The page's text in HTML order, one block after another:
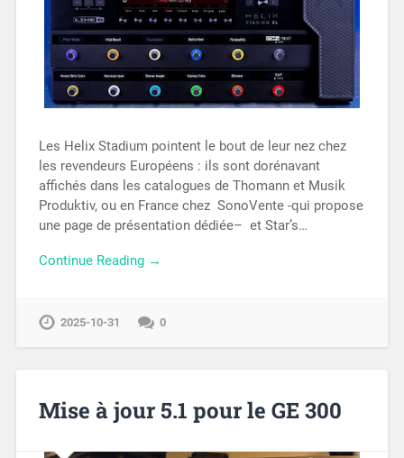
Les Helix Stadium pointent le bout de leur nez chez
les revendeurs Européens : ils sont dorénavant
affichés dans les catalogues de Thomann et Musik
Produktiv, ou en France chez SonoVente -qui propose
une page de présentation dédiée– et Star’s…
Continue Reading →
2025-10-31 0
Mise à jour 5.1 pour le GE 300